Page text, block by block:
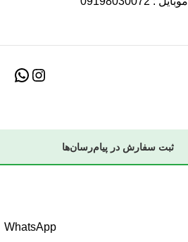
ثبت سفارش در پیام‌رسان‌ها
WhatsApp